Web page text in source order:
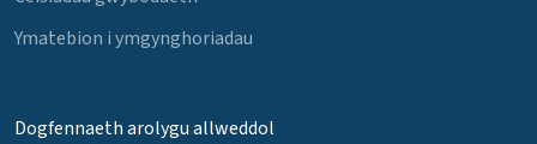
Ymatebion i ymgynghoriadau
Dogfennaeth arolygu allweddol